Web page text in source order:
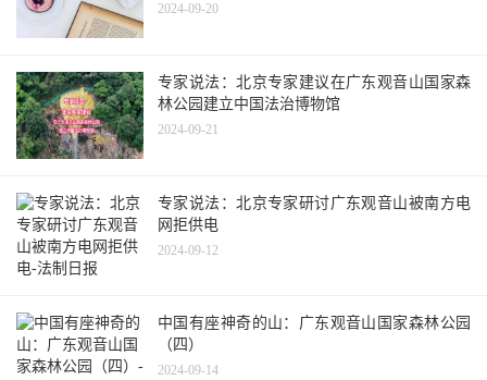
2024-09-20
专家说法：北京专家建议在广东观音山国家森
林公园建立中国法治博物馆
2024-09-21
专家说法：北京专家研讨广东观音山被南方电
网拒供电
2024-09-12
中国有座神奇的山：广东观音山国家森林公园
（四）
2024-09-14